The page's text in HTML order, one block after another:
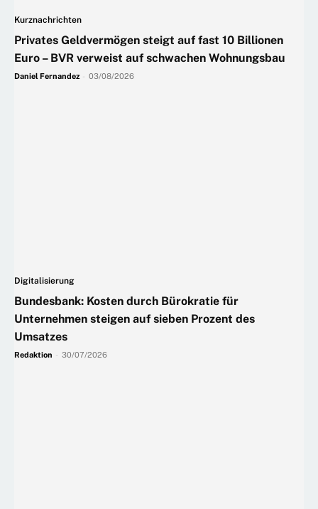
Kurznachrichten
Privates Geldvermögen steigt auf fast 10 Billionen
Euro – BVR verweist auf schwachen Wohnungsbau
Daniel Fernandez 03/08/2026
Digitalisierung
Bundesbank: Kosten durch Bürokratie für
Unternehmen steigen auf sieben Prozent des
Umsatzes
Redaktion 30/07/2026